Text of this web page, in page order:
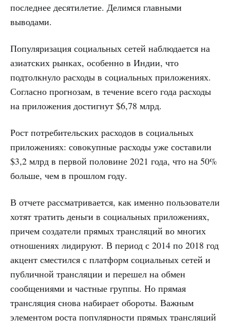
последнее десятилетие. Делимся главными
выводами.
Популяризация социальных сетей наблюдается на
азиатских рынках, особенно в Индии, что
подтолкнуло расходы в социальных приложениях.
Согласно прогнозам, в течение всего года расходы
на приложения достигнут $6,78 млрд.
Рост потребительских расходов в социальных
приложениях: совокупные расходы уже составили
$3,2 млрд в первой половине 2021 года, что на 50%
больше, чем в прошлом году.
В отчете рассматривается, как именно пользователи
хотят тратить деньги в социальных приложениях,
причем создатели прямых трансляций во многих
отношениях лидируют. В период с 2014 по 2018 год
акцент сместился с платформ социальных сетей и
публичной трансляции и перешел на обмен
сообщениями и частные группы. Но прямая
трансляция снова набирает обороты. Важным
элементом роста популярности прямых трансляций